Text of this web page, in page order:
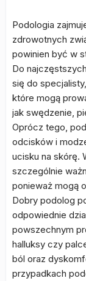
Podologia
zdrowotnych
powinien być w
Do
się do
które mogą
jak swędzenie,
Oprócz tego,
odcisków i
ucisku na skórę.
szczególnie
ponieważ mogą
Dobry podolog
odpowiednie
powszechnym
halluksy czy
ból oraz
przypadkach